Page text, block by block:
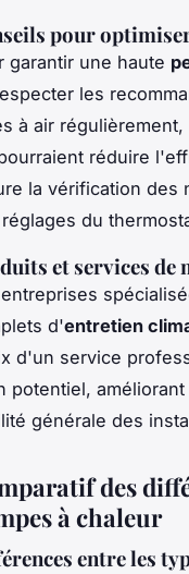
pour
garantir une haute
les
à air
réduire
la vérification des
du
et services de
d'entretien
d'un service
potentiel,
générale des
des
à chaleur
entre les